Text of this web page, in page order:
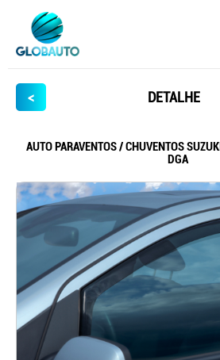
< DETALHE
AUTO PARAVENTOS / CHUVENTOS
DGA